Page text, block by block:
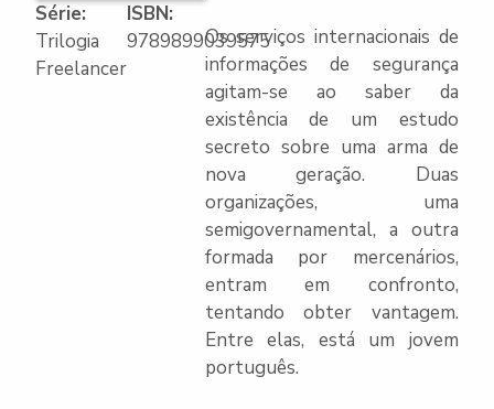
Série:
Trilogia
Freelancer
ISBN:
9789899039575Os serviços internacionais de
informações de segurança
agitam-se ao saber da
existência de um estudo
secreto sobre uma arma de
nova geração. Duas
organizações, uma
semigovernamental, a outra
formada por mercenários,
entram em confronto,
tentando obter vantagem.
Entre elas, está um jovem
português.